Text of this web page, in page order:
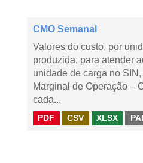
CMO Semanal
Valores do custo, por
produzida, para atender
unidade de carga no
Marginal de Operação –
cada...
PDF CSV XLSX